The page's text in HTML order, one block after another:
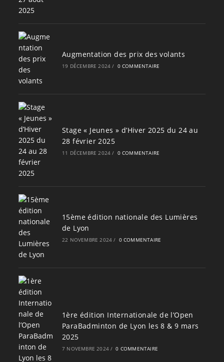
Augmentation des prix des volants
19 DÉCEMBRE 2024 / 0 COMMENTAIRE
Stage « Jeunes » d’Hiver 2025 du 24 au
28 février 2025
11 DÉCEMBRE 2024 / 0 COMMENTAIRE
15ème édition nationale des Lumières
de Lyon
22 NOVEMBRE 2024 / 0 COMMENTAIRE
1ère édition Internationale de l’Open
ParaBadminton de Lyon les 8 & 9 mars
2025
7 NOVEMBRE 2024 / 0 COMMENTAIRE